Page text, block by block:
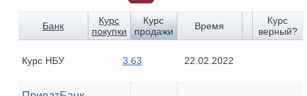
Банк
Курс
покупки
Курс
продажи
Время
Курс
верный?
Курс НБУ 3.63 22.02.2022